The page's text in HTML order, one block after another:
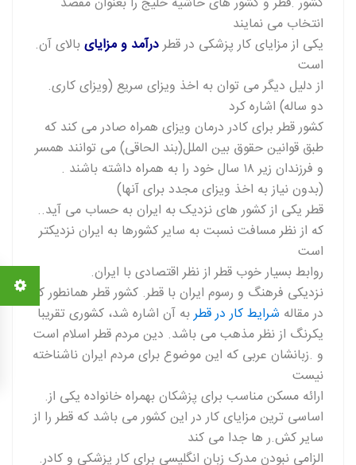
انتخاب می نمایند
.یکی از مزایای کار پزشکی در قطردرآمد و مزایایبالای آن
است
.از دلیل دیگر می توان به اخذ ویزای سریع (ویزای کاری
دو ساله) اشاره کرد
کشور قطر برای کادر درمان ویزای همراه صادر می کند که
طبق قوانین حقوق بین الملل(بند الحاقی) می توانند همسر
و فرزندان زیر ۱۸ سال خود را به همراه داشته باشند .
(بدون نیاز به اخذ ویزای مجدد برای آنها)
.قطر یکی از کشور های نزدیک به ایران به حساب می آید.
که از نظر مسافت نسبت به سایر کشورها به ایران نزدیکتر
است
.روابط بسیار خوب قطر از نظر اقتصادی با ایران
نزدیکی فرهنگ و رسوم ایران با قطر. کشور قطر همانطور که
در مقاله شرایط کار در قطربه آن اشاره شد، کشوری تقریبا
یکرنگ از نظر مذهب می باشد. دین مردم قطر اسلام است
و .زبانشان عربی که این موضوع برای مردم ایران ناشناخته
نیست
.ارائه مسکن مناسب برای پزشکان بهمراه خانواده یکی از
اساسی ترین مزایای کار در این کشور می باشد که قطر را از
سایر کش.ر ها جدا می کند
.الزامی نبودن مدرک زبان انگلیسی برای کار پزشکی و کادر